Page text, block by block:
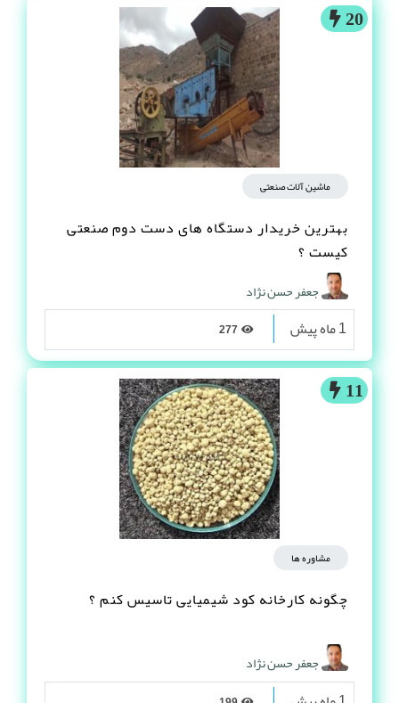
20
ماشین آلات صنعتی
بهترین خریدار دستگاه های دست دوم صنعتی
کیست ؟
جعفر حسن نژاد
1 ماه پیش
11
مشاوره ها
چگونه کارخانه کود شیمیایی تاسیس کنم ؟
جعفر حسن نژاد